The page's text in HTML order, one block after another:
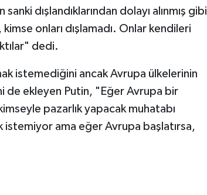
dışlandıklarından dolayı alınmış gibi
onları dışlamadı. Onlar kendileri
dedi.
istemediğini ancak Avrupa ülkelerinin
de ekleyen Putin, "Eğer Avrupa bir
pazarlık yapacak muhatabı
istemiyor ama eğer Avrupa başlatırsa,